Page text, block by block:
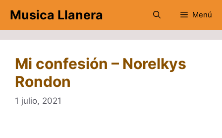
contenido
Musica Llanera Menú
Mi confesión – Norelkys
Rondon
1 julio, 2021